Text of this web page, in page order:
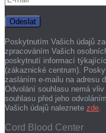
Poskytnutím Vašich údajů
zpracováním Vašich
poskytnutí informací
(zákaznické centrum).
zasláním e-mailu na adresu
Odvolání souhlasu nemá
souhlasu před jeho
Vašich údajů naleznete zde
Cord Blood Center